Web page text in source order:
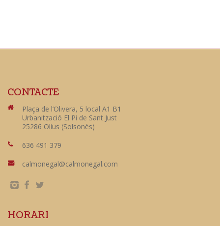
CONTACTE
Plaça de l’Olivera, 5 local A1 B1
Urbanització El Pi de Sant Just
25286 Olius (Solsonès)
636 491 379
calmonegal@calmonegal.com
HORARI